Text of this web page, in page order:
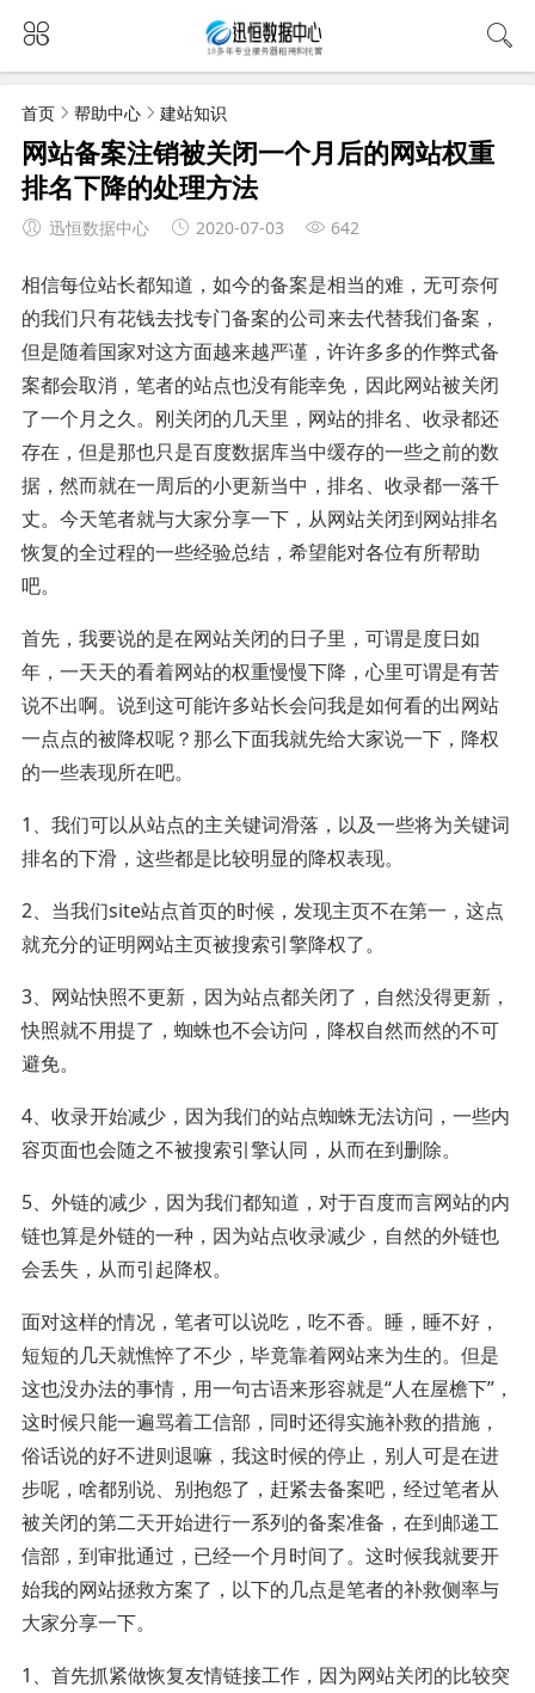
首页 帮助中心 建站知识
网站备案注销被关闭一个月后的网站权重
排名下降的处理方法
迅恒数据中心 2020-07-03 642
相信每位站长都知道，如今的备案是相当的难，无可奈何
的我们只有花钱去找专门备案的公司来去代替我们备案，
但是随着国家对这方面越来越严谨，许许多多的作弊式备
案都会取消，笔者的站点也没有能幸免，因此网站被关闭
了一个月之久。刚关闭的几天里，网站的排名、收录都还
存在，但是那也只是百度数据库当中缓存的一些之前的数
据，然而就在一周后的小更新当中，排名、收录都一落千
丈。今天笔者就与大家分享一下，从网站关闭到网站排名
恢复的全过程的一些经验总结，希望能对各位有所帮助
吧。
首先，我要说的是在网站关闭的日子里，可谓是度日如
年，一天天的看着网站的权重慢慢下降，心里可谓是有苦
说不出啊。说到这可能许多站长会问我是如何看的出网站
一点点的被降权呢？那么下面我就先给大家说一下，降权
的一些表现所在吧。
1、我们可以从站点的主关键词滑落，以及一些将为关键词
排名的下滑，这些都是比较明显的降权表现。
2、当我们site站点首页的时候，发现主页不在第一，这点
就充分的证明网站主页被搜索引擎降权了。
3、网站快照不更新，因为站点都关闭了，自然没得更新，
快照就不用提了，蜘蛛也不会访问，降权自然而然的不可
避免。
4、收录开始减少，因为我们的站点蜘蛛无法访问，一些内
容页面也会随之不被搜索引擎认同，从而在到删除。
5、外链的减少，因为我们都知道，对于百度而言网站的内
链也算是外链的一种，因为站点收录减少，自然的外链也
会丢失，从而引起降权。
面对这样的情况，笔者可以说吃，吃不香。睡，睡不好，
短短的几天就憔悴了不少，毕竟靠着网站来为生的。但是
这也没办法的事情，用一句古语来形容就是“人在屋檐下”，
这时候只能一遍骂着工信部，同时还得实施补救的措施，
俗话说的好不进则退嘛，我这时候的停止，别人可是在进
步呢，啥都别说、别抱怨了，赶紧去备案吧，经过笔者从
被关闭的第二天开始进行一系列的备案准备，在到邮递工
信部，到审批通过，已经一个月时间了。这时候我就要开
始我的网站拯救方案了，以下的几点是笔者的补救侧率与
大家分享一下。
1、首先抓紧做恢复友情链接工作，因为网站关闭的比较突